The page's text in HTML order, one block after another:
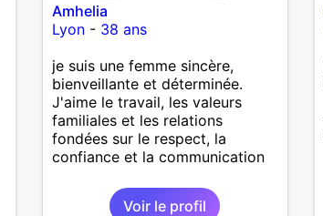
Amhelia
Lyon- 38 ans
je suis une femme sincère,
bienveillante et déterminée.
J'aime le travail, les valeurs
familiales et les relations
fondées sur le respect, la
confiance et la communication
Voir le profil